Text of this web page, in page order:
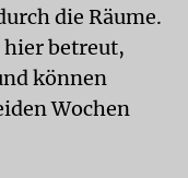
die Räume.
hier betreut,
können
Wochen